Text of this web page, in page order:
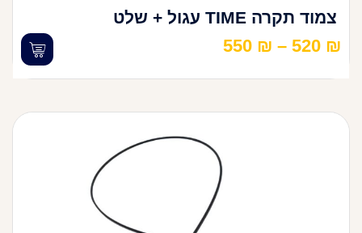
צמוד תקרה TIME עגול + שלט
520 ₪
–
550 ₪